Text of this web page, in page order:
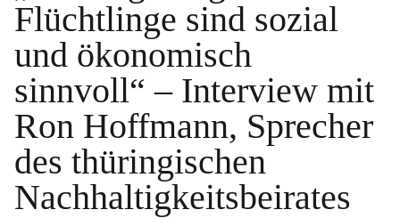
Flüchtlinge sind sozial
und ökonomisch
sinnvoll“ – Interview mit
Ron Hoffmann, Sprecher
des thüringischen
Nachhaltigkeitsbeirates